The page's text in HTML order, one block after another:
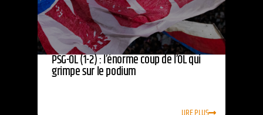
PSG-OL (1-2) : l’énorme coup de l’OL qui
grimpe sur le podium